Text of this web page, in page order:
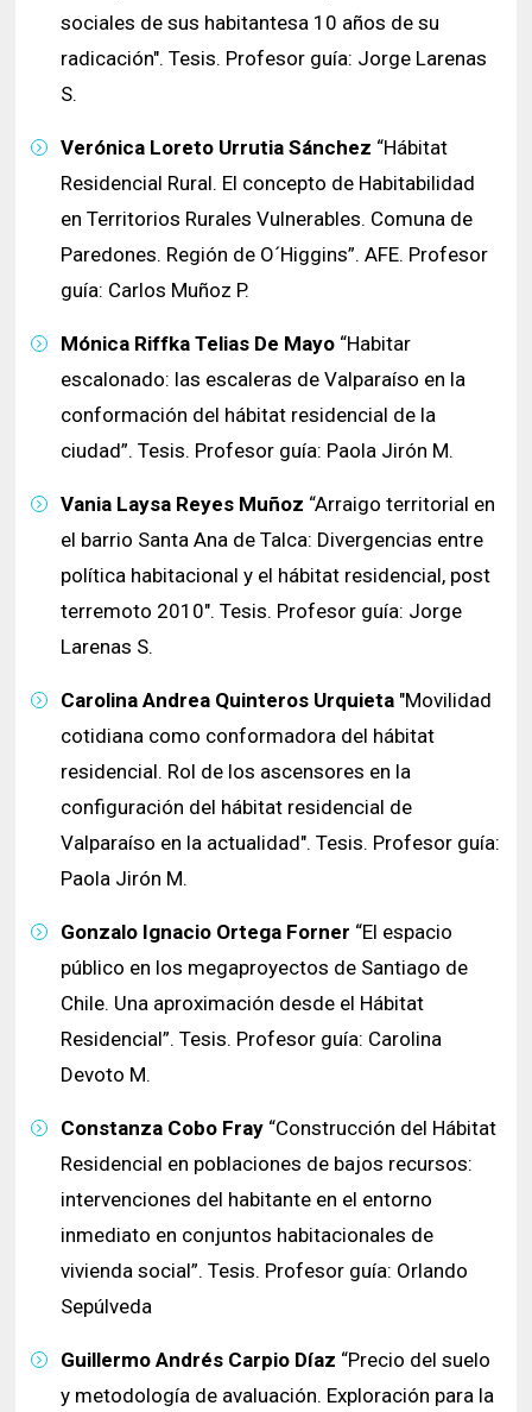
sociales de sus habitantesa 10 años de su
radicación". Tesis. Profesor guía: Jorge Larenas
S.
Verónica Loreto Urrutia Sánchez “Hábitat
Residencial Rural. El concepto de Habitabilidad
en Territorios Rurales Vulnerables. Comuna de
Paredones. Región de O´Higgins”. AFE. Profesor
guía: Carlos Muñoz P.
Mónica Riffka Telias De Mayo “Habitar
escalonado: las escaleras de Valparaíso en la
conformación del hábitat residencial de la
ciudad”. Tesis. Profesor guía: Paola Jirón M.
Vania Laysa Reyes Muñoz “Arraigo territorial en
el barrio Santa Ana de Talca: Divergencias entre
política habitacional y el hábitat residencial, post
terremoto 2010". Tesis. Profesor guía: Jorge
Larenas S.
Carolina Andrea Quinteros Urquieta "Movilidad
cotidiana como conformadora del hábitat
residencial. Rol de los ascensores en la
configuración del hábitat residencial de
Valparaíso en la actualidad". Tesis. Profesor guía:
Paola Jirón M.
Gonzalo Ignacio Ortega Forner “El espacio
público en los megaproyectos de Santiago de
Chile. Una aproximación desde el Hábitat
Residencial”. Tesis. Profesor guía: Carolina
Devoto M.
Constanza Cobo Fray “Construcción del Hábitat
Residencial en poblaciones de bajos recursos:
intervenciones del habitante en el entorno
inmediato en conjuntos habitacionales de
vivienda social”. Tesis. Profesor guía: Orlando
Sepúlveda
Guillermo Andrés Carpio Díaz “Precio del suelo
y metodología de avaluación. Exploración para la